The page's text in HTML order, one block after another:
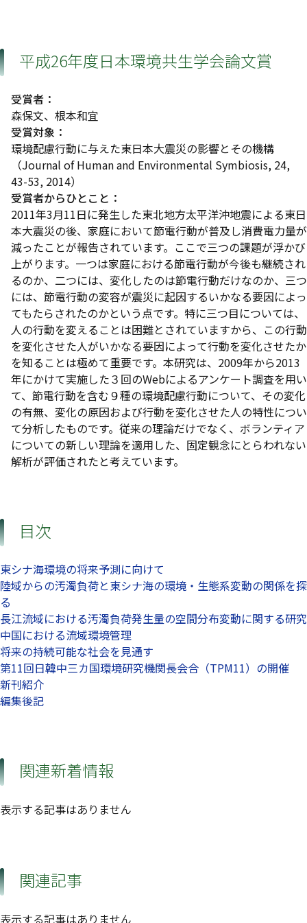
平成26年度日本環境共生学会論文賞
受賞者：
森保文、根本和宜
受賞対象：
環境配慮行動に与えた東日本大震災の影響とその機構
（Journal of Human and Environmental Symbiosis, 24,
43-53, 2014）
受賞者からひとこと：
2011年3月11日に発生した東北地方太平洋沖地震による東日
本大震災の後、家庭において節電行動が普及し消費電力量が
減ったことが報告されています。ここで三つの課題が浮かび
上がります。一つは家庭における節電行動が今後も継続され
るのか、二つには、変化したのは節電行動だけなのか、三つ
には、節電行動の変容が震災に起因するいかなる要因によっ
てもたらされたのかという点です。特に三つ目については、
人の行動を変えることは困難とされていますから、この行動
を変化させた人がいかなる要因によって行動を変化させたか
を知ることは極めて重要です。本研究は、2009年から2013
年にかけて実施した３回のWebによるアンケート調査を用い
て、節電行動を含む９種の環境配慮行動について、その変化
の有無、変化の原因および行動を変化させた人の特性につい
て分析したものです。従来の理論だけでなく、ボランティア
についての新しい理論を適用した、固定観念にとらわれない
解析が評価されたと考えています。
目次
東シナ海環境の将来予測に向けて
陸域からの汚濁負荷と東シナ海の環境・生態系変動の関係を探
る
長江流域における汚濁負荷発生量の空間分布変動に関する研究
中国における流域環境管理
将来の持続可能な社会を見通す
第11回日韓中三カ国環境研究機関長会合（TPM11）の開催
新刊紹介
編集後記
関連新着情報
表示する記事はありません
関連記事
表示する記事はありません